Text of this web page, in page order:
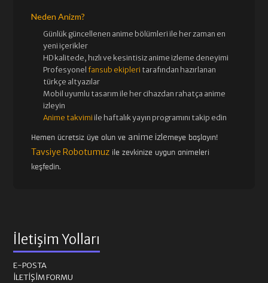
Neden Anizm?
Günlük güncellenen anime bölümleri ile her zaman en
yeni içerikler
HD kalitede, hızlı ve kesintisiz anime izleme deneyimi
Profesyonelfansub ekipleri tarafından hazırlanan
türkçe altyazılar
Mobil uyumlu tasarım ile her cihazdan rahatça anime
izleyin
Anime takvimi ile haftalık yayın programını takip edin
Hemen ücretsiz üye olun ve anime izlemeye başlayın!
Tavsiye Robotumuz ile zevkinize uygun animeleri
keşfedin.
İletişim Yolları
E-POSTA
İLETIŞIM FORMU